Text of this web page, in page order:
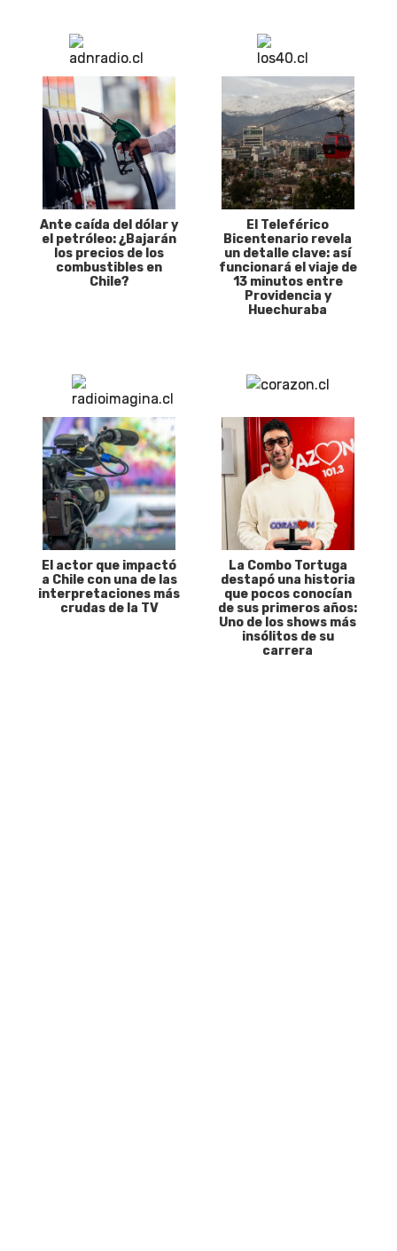
Ante caída del dólar y
el petróleo: ¿Bajarán
los precios de los
combustibles en
Chile?
El Teleférico
Bicentenario revela
un detalle clave: así
funcionará el viaje de
13 minutos entre
Providencia y
Huechuraba
El actor que impactó
a Chile con una de las
interpretaciones más
crudas de la TV
La Combo Tortuga
destapó una historia
que pocos conocían
de sus primeros años:
Uno de los shows más
insólitos de su
carrera